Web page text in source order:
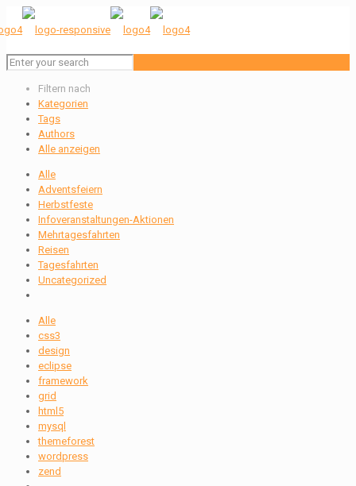
Filtern nach
Kategorien
Tags
Authors
Alle anzeigen
Alle
Adventsfeiern
Herbstfeste
Infoveranstaltungen-Aktionen
Mehrtagesfahrten
Reisen
Tagesfahrten
Uncategorized
Alle
css3
design
eclipse
framework
grid
html5
mysql
themeforest
wordpress
zend